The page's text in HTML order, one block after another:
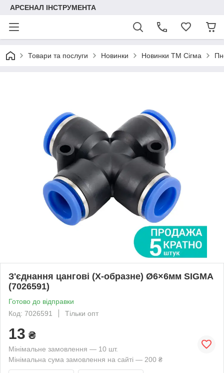
АРСЕНАЛ ІНСТРУМЕНТА
Товари та послуги Новинки Новинки ТМ Сігма
З'єднання цангові (Х-образне) Ø6×6мм SIGMA
(7026591)
Готово до відправки
Код: 7026591
Тільки опт
13 ₴
Мінімальне замовлення — 10 шт.
Мінімальна сума замовлення на сайті — 200 ₴